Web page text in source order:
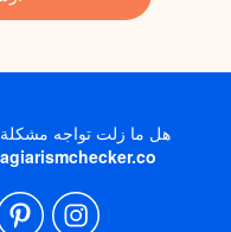
هل ما زلت تواجه مشكلة